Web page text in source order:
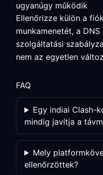
ugyanúgy működik
Ellenőrizze külön a
munkamenetét, a
szolgáltatási
nem az egyetlen
FAQ
Egy indiai Clash-
mindig javítja a
Mely
ellenőrzöttek?